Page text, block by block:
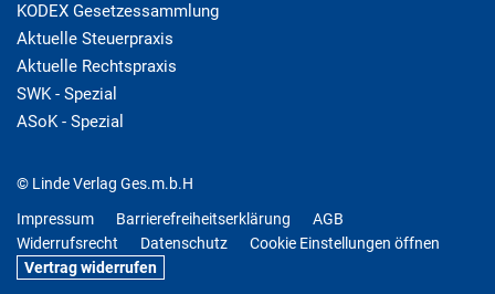
KODEX Gesetzessammlung
Aktuelle Steuerpraxis
Aktuelle Rechtspraxis
SWK - Spezial
ASoK - Spezial
© Linde Verlag Ges.m.b.H
Impressum
Barrierefreiheitserklärung
AGB
Widerrufsrecht
Datenschutz
Cookie Einstellungen öffnen
Vertrag widerrufen